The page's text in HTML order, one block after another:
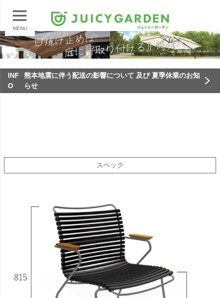
MENU
INF
O
熊本地震に伴う配送の影響について 及び 夏季休業のお知
らせ
スペック